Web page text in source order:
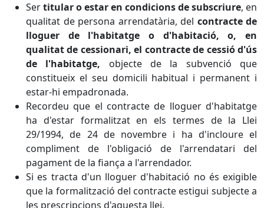
Sertitular o estar en condicions de subscriure, en
qualitat de persona arrendatària, del contracte de
lloguer de l'habitatge o d'habitació, o, en
qualitat de cessionari, el contracte de cessió d'ús
de l'habitatge, objecte de la subvenció que
constitueix el seu domicili habitual i permanent i
estar-hi empadronada.
Recordeu que el contracte de lloguer d'habitatge
ha d'estar formalitzat en els termes de la Llei
29/1994, de 24 de novembre i ha d'incloure el
compliment de l'obligació de l'arrendatari del
pagament de la fiança a l'arrendador.
Si es tracta d'un lloguer d'habitació no és exigible
que la formalització del contracte estigui subjecte a
les prescripcions d'aquesta llei.